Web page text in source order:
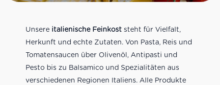
Unsere italienische Feinkoststeht für Vielfalt,
Herkunft und echte Zutaten. Von Pasta, Reis und
Tomatensaucen über Olivenöl, Antipasti und
Pesto bis zu Balsamico und Spezialitäten aus
verschiedenen Regionen Italiens. Alle Produkte